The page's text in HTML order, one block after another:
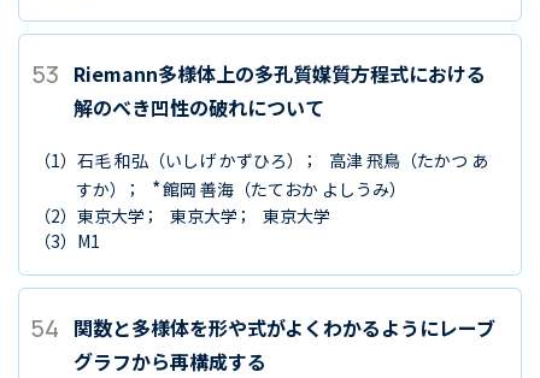
53 Riemann多様体上の多孔質媒質方程式における
解のべき凹性の破れについて
（1） 石毛 和弘 （いしげ かずひろ） 高津 飛鳥 （たかつ あ
すか）
*館岡 善海 （たておか よしうみ）
（2） 東京大学 東京大学
東京大学
（3） M1
54 関数と多様体を形や式がよくわかるようにレーブ
グラフから再構成する